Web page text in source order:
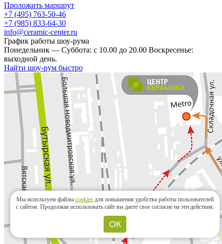
Проложить маршрут
+7 (495) 763-50-46
+7 (985) 833-64-30
info@ceramic-center.ru
График работы шоу-рума
Понедельник — Суббота: с 10.00 до 20.00 Воскресенье:
выходной день.
Найти шоу-рум быстро
Мы используем файлы cookies для повышения удобства работы пользователей
с сайтом. Продолжая использовать сайт вы даете свое согласие на эти действия.
ОК